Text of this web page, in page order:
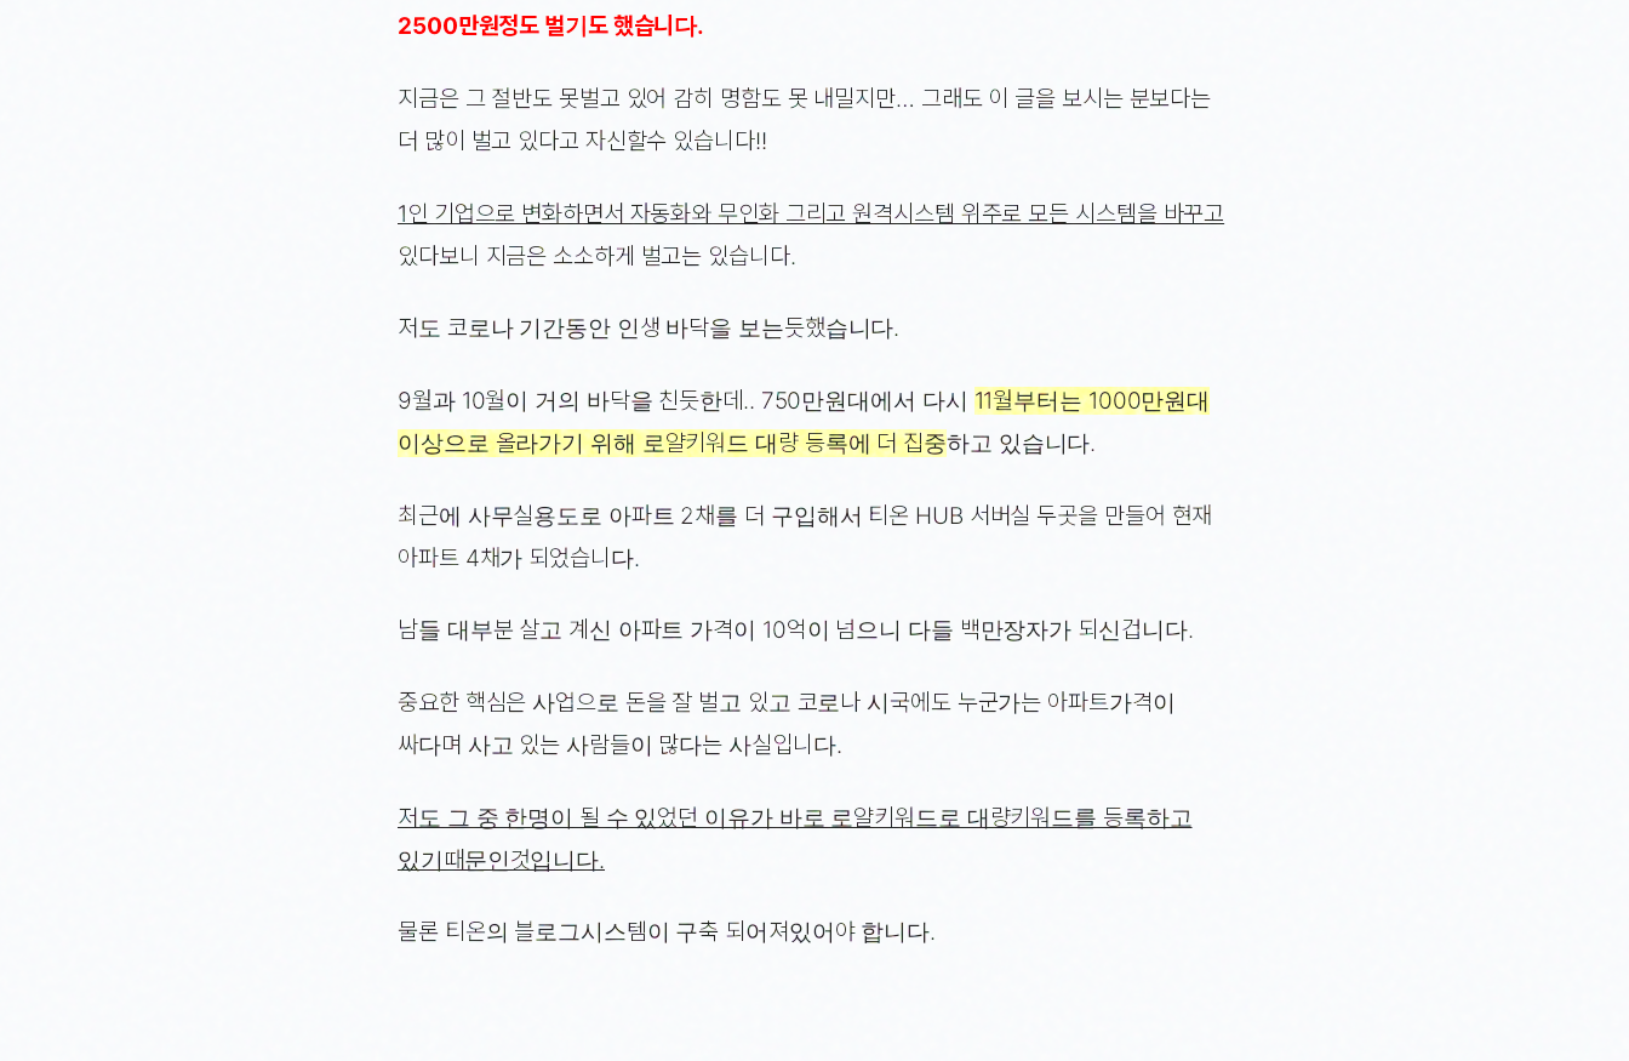
2500만원정도 벌기도 했습니다.
지금은 그 절반도 못벌고 있어 감히 명함도 못 내밀지만… 그래도 이 글을 보시는 분보다는
더 많이 벌고 있다고 자신할수 있습니다!!
1인 기업으로 변화하면서 자동화와 무인화 그리고 원격시스템 위주로 모든 시스템을 바꾸고
있다보니 지금은 소소하게 벌고는 있습니다.
저도 코로나 기간동안 인생 바닥을 보는듯했습니다.
9월과 10월이 거의 바닥을 친듯한데.. 750만원대에서 다시 11월부터는 1000만원대
이상으로 올라가기 위해 로얄키워드 대량 등록에 더 집중하고 있습니다.
최근에 사무실용도로 아파트 2채를 더 구입해서 티온 HUB 서버실 두곳을 만들어 현재
아파트 4채가 되었습니다.
남들 대부분 살고 계신 아파트 가격이 10억이 넘으니 다들 백만장자가 되신겁니다.
중요한 핵심은 사업으로 돈을 잘 벌고 있고 코로나 시국에도 누군가는 아파트가격이
싸다며 사고 있는 사람들이 많다는 사실입니다.
저도 그 중 한명이 될 수 있었던 이유가 바로 로얄키워드로 대량키워드를 등록하고
있기때문인것입니다.
물론 티온의 블로그시스템이 구축 되어져있어야 합니다.